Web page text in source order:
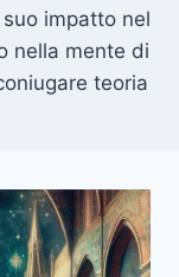
impatto nel
nella mente di
teoria